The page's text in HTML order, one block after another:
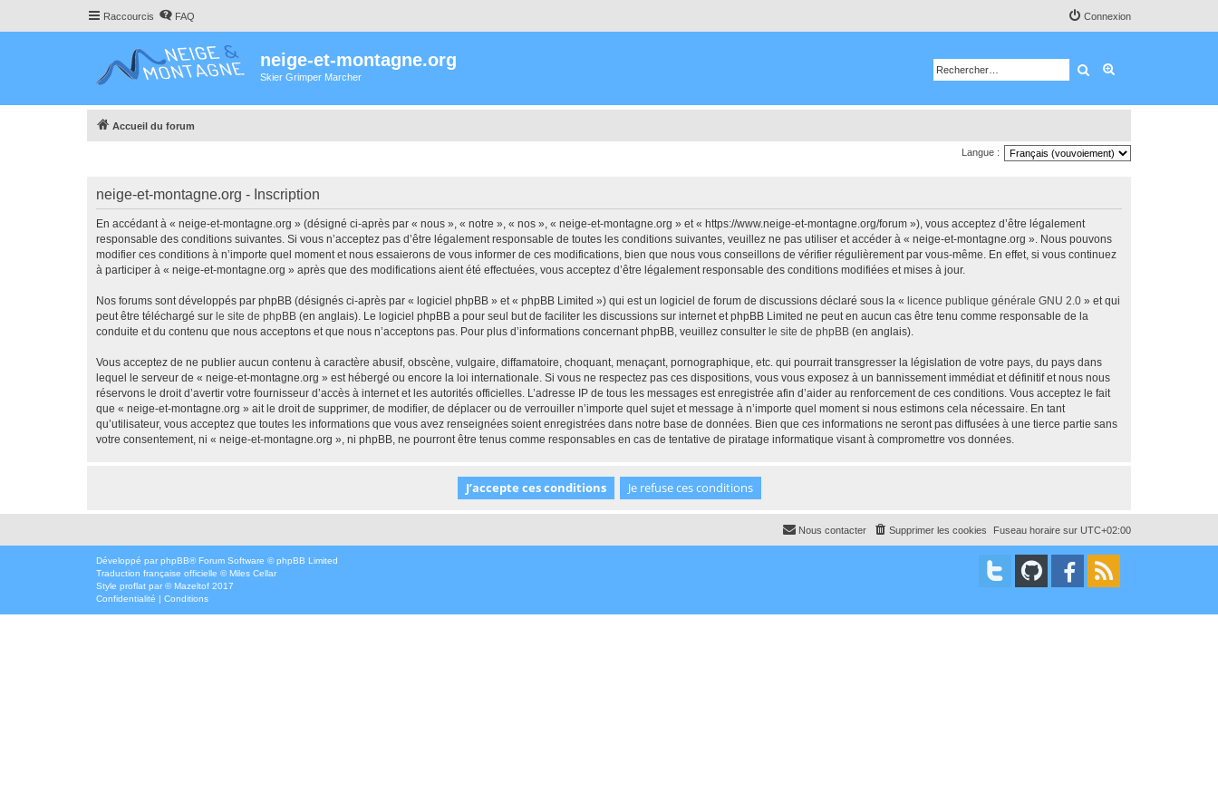
Raccourcis FAQ Connexion
neige-et-montagne.org
Skier Grimper Marcher Rechercher
Accueil du forum
Langue :
neige-et-montagne.org - Inscription
En accédant à « neige-et-montagne.org » (désigné ci-après par « nous », « notre », « nos », « neige-et-montagne.org » et « https://www.neige-et-montagne.org/forum »), vous acceptez d’être légalement
responsable des conditions suivantes. Si vous n’acceptez pas d’être légalement responsable de toutes les conditions suivantes, veuillez ne pas utiliser et accéder à « neige-et-montagne.org ». Nous pouvons
modifier ces conditions à n’importe quel moment et nous essaierons de vous informer de ces modifications, bien que nous vous conseillons de vérifier régulièrement par vous-même. En effet, si vous continuez
à participer à « neige-et-montagne.org » après que des modifications aient été effectuées, vous acceptez d’être légalement responsable des conditions modifiées et mises à jour.
Nos forums sont développés par phpBB (désignés ci-après par « logiciel phpBB » et « phpBB Limited ») qui est un logiciel de forum de discussions déclaré sous la « licence publique générale GNU 2.0 » et qui
peut être téléchargé sur le site de phpBB (en anglais). Le logiciel phpBB a pour seul but de faciliter les discussions sur internet et phpBB Limited ne peut en aucun cas être tenu comme responsable de la
conduite et du contenu que nous acceptons et que nous n’acceptons pas. Pour plus d’informations concernant phpBB, veuillez consulter le site de phpBB (en anglais).
Vous acceptez de ne publier aucun contenu à caractère abusif, obscène, vulgaire, diffamatoire, choquant, menaçant, pornographique, etc. qui pourrait transgresser la législation de votre pays, du pays dans
lequel le serveur de « neige-et-montagne.org » est hébergé ou encore la loi internationale. Si vous ne respectez pas ces dispositions, vous vous exposez à un bannissement immédiat et définitif et nous nous
réservons le droit d’avertir votre fournisseur d’accès à internet et les autorités officielles. L’adresse IP de tous les messages est enregistrée afin d’aider au renforcement de ces conditions. Vous acceptez le fait
que « neige-et-montagne.org » ait le droit de supprimer, de modifier, de déplacer ou de verrouiller n’importe quel sujet et message à n’importe quel moment si nous estimons cela nécessaire. En tant
qu’utilisateur, vous acceptez que toutes les informations que vous avez renseignées soient enregistrées dans notre base de données. Bien que ces informations ne seront pas diffusées à une tierce partie sans
votre consentement, ni « neige-et-montagne.org », ni phpBB, ne pourront être tenus comme responsables en cas de tentative de piratage informatique visant à compromettre vos données.
Fuseau horaire sur UTC+02:00
Supprimer les cookies
Nous contacter
Développé par phpBB® Forum Software © phpBB Limited
Traduction française officielle ©Miles Cellar
Style proflat par ©Mazeltof 2017
Confidentialité | Conditions